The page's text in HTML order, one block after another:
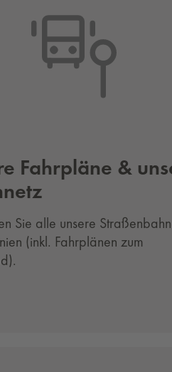
Fahr­plä­ne &
Sie alle unsere
(inkl. Fahrplänen zum